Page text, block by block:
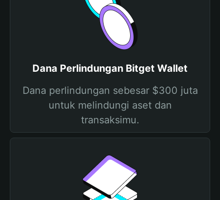
Dana Perlindungan Bitget Wallet
Dana perlindungan sebesar $300 juta
untuk melindungi aset dan
transaksimu.